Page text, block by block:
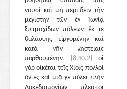
ναυσὶ καὶ μὴ περιιδεῖν τὴν
μεγίστην τῶν ἐν Ἰωνίᾳ
ξυμμαχίδων πόλεων ἔκ τε
θαλάσσης εἰργομένην καὶ
κατὰ γῆν λῃστείαις
πορθουμένην.
[8.40.2]
οἱ
γὰρ οἰκέται τοῖς Χίοις πολλοὶ
ὄντες καὶ μιᾷ γε πόλει πλὴν
Λακεδαιμονίων πλεῖστοι